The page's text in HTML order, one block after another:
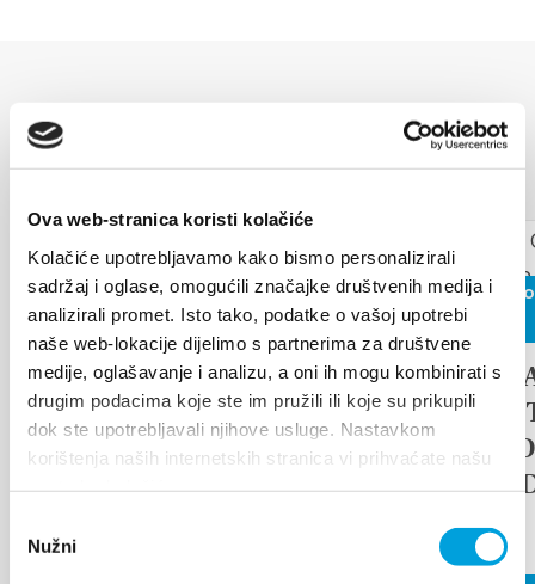
Ova web-stranica koristi kolačiće
Kolačiće upotrebljavamo kako bismo personalizirali
sadržaj i oglase, omogućili značajke društvenih medija i
analizirali promet. Isto tako, podatke o vašoj upotrebi
naše web-lokacije dijelimo s partnerima za društvene
medije, oglašavanje i analizu, a oni ih mogu kombinirati s
drugim podacima koje ste im pružili ili koje su prikupili
dok ste upotrebljavali njihove usluge. Nastavkom
korištenja naših internetskih stranica vi prihvaćate našu
pristanka
Nužni
21216 Kaštel Stari, Hrvatska
Instrucciones
EVENTOS
Descubre más
17 de agosto de 2026
Arias under the stars
LEER MÁS
26 de
de 2026
17th
FAIR